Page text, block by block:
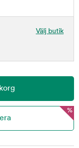
Välj butik
%